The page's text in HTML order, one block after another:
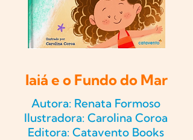
Iaiá e o Fundo do Mar
Autora: Renata Formoso
Ilustradora: Carolina Coroa
Editora: Catavento Books